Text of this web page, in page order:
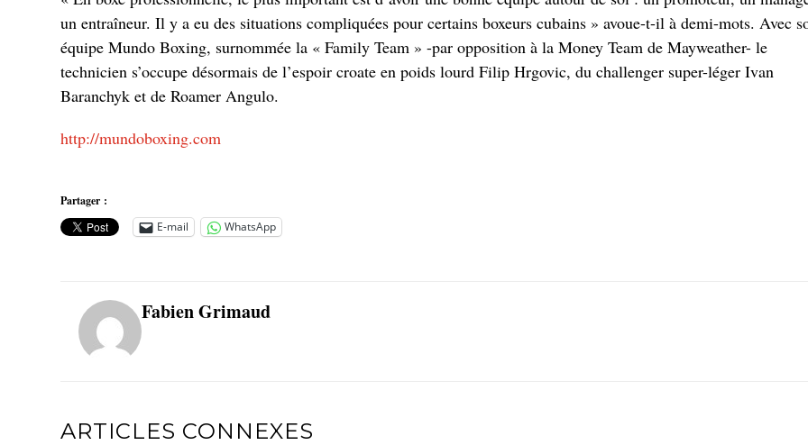
un entraîneur. Il y a eu des situations compliquées pour certains boxeurs cubains » avoue-t-il à demi-mots. Avec
équipe Mundo Boxing, surnommée la « Family Team » -par opposition à la Money Team de Mayweather- le
technicien s’occupe désormais de l’espoir croate en poids lourd Filip Hrgovic, du challenger super-léger Ivan
Baranchyk et de Roamer Angulo.
http://mundoboxing.com
Partager :
E-mail
WhatsApp
Fabien Grimaud
ARTICLES CONNEXES